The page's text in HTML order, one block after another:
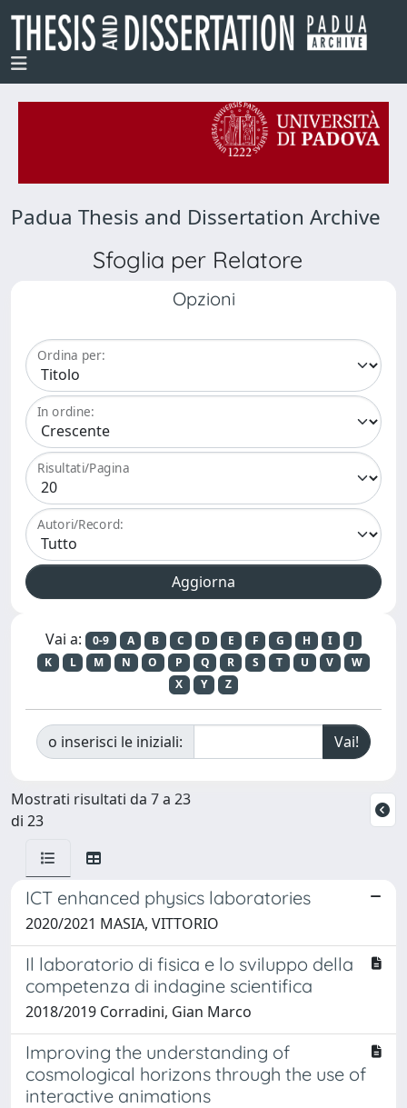
Padua Thesis and Dissertation Archive
Sfoglia per Relatore
Opzioni
Ordina per:
In ordine:
Risultati/Pagina
Autori/Record:
Vai a: 0-9 A B C D E F G H I
J
K
L M N O P Q R S T U V
W
X
Y Z
o inserisci le iniziali:
Mostrati risultati da 7 a 23
di 23
ICT enhanced physics laboratories
2020/2021 MASIA, VITTORIO
Il laboratorio di fisica e lo sviluppo della
competenza di indagine scientifica
2018/2019 Corradini, Gian Marco
Improving the understanding of
cosmological horizons through the use of
interactive animations